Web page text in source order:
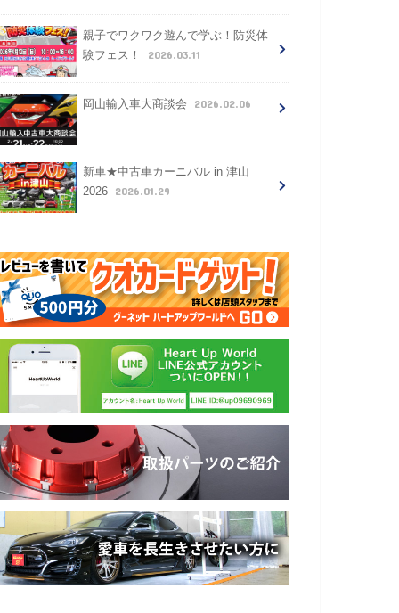
親子でワクワク遊んで学ぶ！防災体
験フェス！
2026.03.11
岡山輸入車大商談会 2026.02.06
新車★中古車カーニバル in 津山
2026
2026.01.29